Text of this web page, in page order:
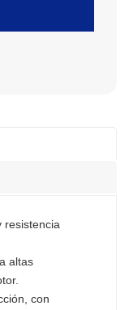
resistencia
altas
con